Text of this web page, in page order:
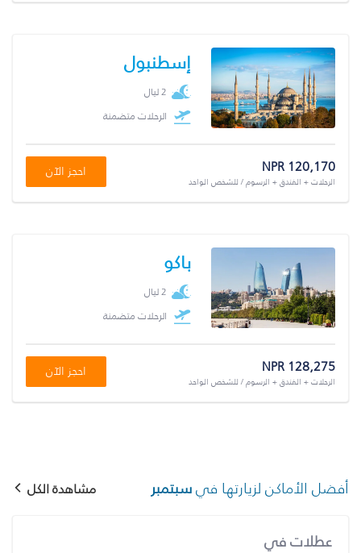
إسطنبول
2 ليال
الرحلات متضمنة
NPR 120,170
الرحلات + الفندق + الرسوم / للشخص الواحد
احجز الآن
باكو
2 ليال
الرحلات متضمنة
NPR 128,275
الرحلات + الفندق + الرسوم / للشخص الواحد
احجز الآن
أفضل الأماكن لزيارتها فيسبتمبر مشاهدة الكل
عطلات في